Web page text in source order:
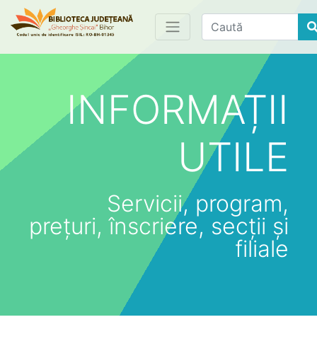
Find
INFORMAȚII
UTILE
Servicii, program,
prețuri, înscriere, secții și
filiale